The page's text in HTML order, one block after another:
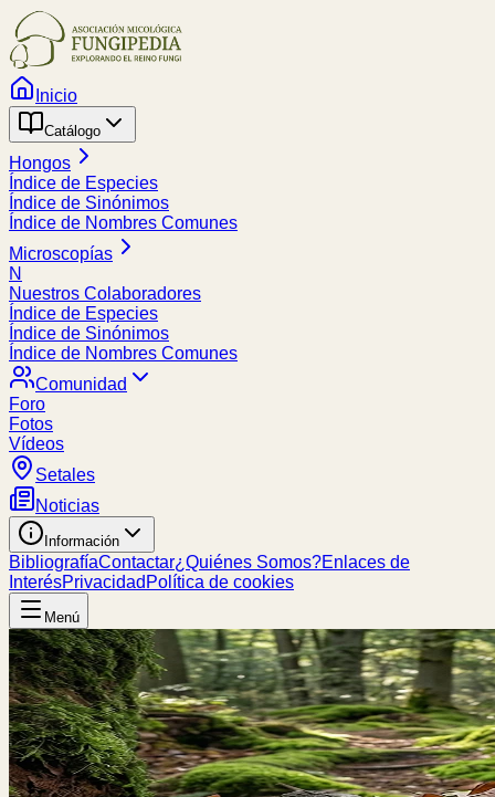
Inicio
Catálogo
Hongos
Índice de Especies
Índice de Sinónimos
Índice de Nombres Comunes
Microscopías
N
Nuestros Colaboradores
Índice de Especies
Índice de Sinónimos
Índice de Nombres Comunes
Comunidad
Foro
Fotos
Vídeos
Setales
Noticias
Información
BibliografíaContactar¿Quiénes Somos?Enlaces de
InterésPrivacidad Política de cookies
Menú